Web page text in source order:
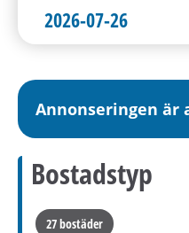
2026-07-26
Annonseringen är
Bostadstyp
27 bostäder